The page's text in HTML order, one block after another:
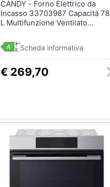
CANDY - Forno Elettrico da
Incasso 33703987 Capacità 78
L Multifunzione Ventilato
Scheda informativa
€ 269,70